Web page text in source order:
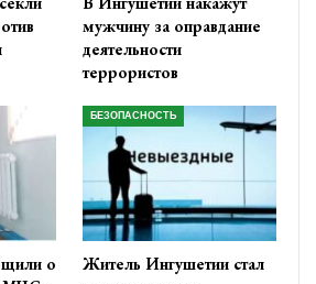
мужчину за оправдание
деятельности
террористов
о
БЕЗОПАСНОСТЬ
Житель Ингушетии стал